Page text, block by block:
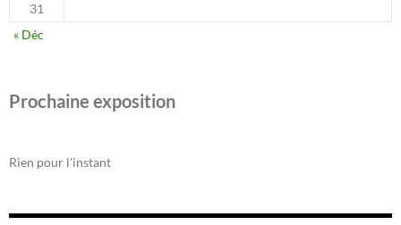
31
« Déc
Prochaine exposition
Rien pour l'instant